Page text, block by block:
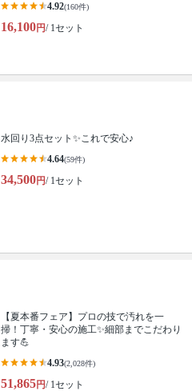
4.92(160件)
16,100円/ 1セット
水回り3点セット✨これで安心♪
4.64(59件)
34,500円/ 1セット
【夏本番フェア】プロの技で汚れを一
掃！丁寧・安心の施工✨細部までこだわり
ます💪
4.93(2,028件)
51,865円/ 1セット